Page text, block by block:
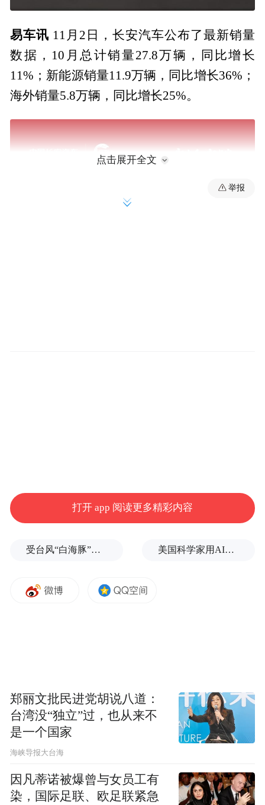
易车讯 11月2日，长安汽车公布了最新销量
数据，10月总计销量27.8万辆，同比增长
11%；新能源销量11.9万辆，同比增长36%；
海外销量5.8万辆，同比增长25%。
值得一提的是，长安汽车新能源销量再创新
点击展开全文
举报
打开 app 阅读更多精彩内容
受台风“白海豚”影响，福建沿海40条航线停航 美国科学家用AI设计出新病毒
郑丽文批民进党胡说八道：
台湾没“独立”过，也从来不
是一个国家
​海峡导报大台海
因凡蒂诺被爆曾与女员工有
染，国际足联、欧足联紧急